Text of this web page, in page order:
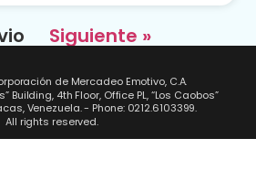
Siguiente »
de Mercadeo Emotivo, C.A.
Building, 4th Floor, Office PL, “Los Caobos”
Venezuela. - Phone: 0212.6103399.
All rights reserved.